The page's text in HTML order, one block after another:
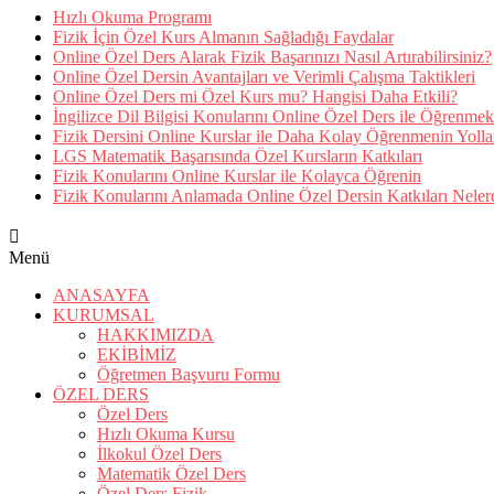
Hızlı Okuma Programı
Fizik İçin Özel Kurs Almanın Sağladığı Faydalar
Online Özel Ders Alarak Fizik Başarınızı Nasıl Artırabilirsiniz?
Online Özel Dersin Avantajları ve Verimli Çalışma Taktikleri
Online Özel Ders mi Özel Kurs mu? Hangisi Daha Etkili?
İngilizce Dil Bilgisi Konularını Online Özel Ders ile Öğrenmek
Fizik Dersini Online Kurslar ile Daha Kolay Öğrenmenin
LGS Matematik Başarısında Özel Kursların Katkıları
Fizik Konularını Online Kurslar ile Kolayca Öğrenin
Fizik Konularını Anlamada Online Özel Dersin Katkıları
Menü
ANASAYFA
KURUMSAL
HAKKIMIZDA
EKİBİMİZ
Öğretmen Başvuru Formu
ÖZEL DERS
Özel Ders
Hızlı Okuma Kursu
İlkokul Özel Ders
Matematik Özel Ders